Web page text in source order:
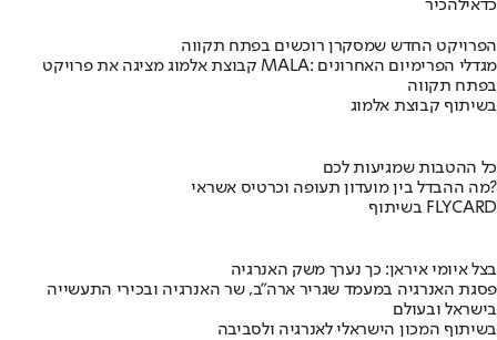
כדאילהכיר
הפרויקט החדש שמסקרן רוכשים בפתח תקווה
קבוצת אלמוג מציגה את פרויקט MALA: מגדלי הפרימיום האחרונים
בפתח תקווה
בשיתוף קבוצת אלמוג
כל ההטבות שמגיעות לכם
מה ההבדל בין מועדון תעופה וכרטיס אשראי?
בשיתוף FLYCARD
בצל איומי איראן: כך נערך משק האנרגיה
פסגת האנרגיה במעמד שגריר ארה"ב, שר האנרגיה ובכירי התעשייה
בישראל ובעולם
בשיתוף המכון הישראלי לאנרגיה ולסביבה